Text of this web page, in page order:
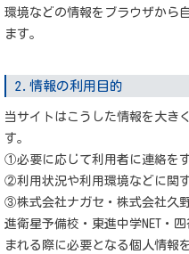
環境などの情報をブラウザから
ます。
2.情報の利用目的
当サイトはこうした情報を大
す。
①必要に応じて利用者に連絡を
②利用状況や利用環境などに関
③株式会社ナガセ・株式会社久
進衛星予備校・東進中学NET・
まれる際に必要となる個人情報